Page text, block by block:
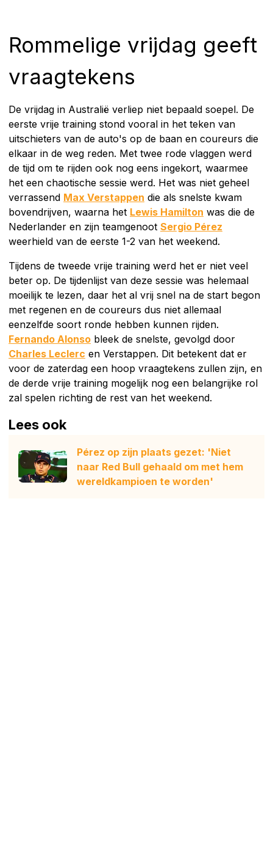
Rommelige vrijdag geeft
vraagtekens
De vrijdag in Australië verliep niet bepaald soepel. De
eerste vrije training stond vooral in het teken van
uitschieters van de auto's op de baan en coureurs die
elkaar in de weg reden. Met twee rode vlaggen werd
de tijd om te rijden ook nog eens ingekort, waarmee
het een chaotische sessie werd. Het was niet geheel
verrassend Max Verstappen die als snelste kwam
bovendrijven, waarna het Lewis Hamilton was die de
Nederlander en zijn teamgenoot Sergio Pérez
weerhield van de eerste 1-2 van het weekend.
Tijdens de tweede vrije training werd het er niet veel
beter op. De tijdenlijst van deze sessie was helemaal
moeilijk te lezen, daar het al vrij snel na de start begon
met regenen en de coureurs dus niet allemaal
eenzelfde soort ronde hebben kunnen rijden.
Fernando Alonso bleek de snelste, gevolgd door
Charles Leclerc en Verstappen. Dit betekent dat er
voor de zaterdag een hoop vraagtekens zullen zijn, en
de derde vrije training mogelijk nog een belangrijke rol
zal spelen richting de rest van het weekend.
Lees ook
Pérez op zijn plaats gezet: 'Niet
naar Red Bull gehaald om met hem
wereldkampioen te worden'